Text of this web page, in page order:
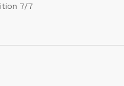
7/7